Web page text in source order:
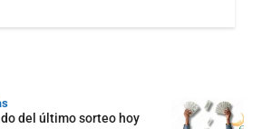
del último sorteo hoy